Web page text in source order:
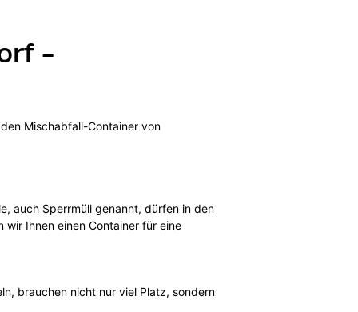
-
Mischabfall-Container von
auch Sperrmüll genannt, dürfen in den
Ihnen einen Container für eine
brauchen nicht nur viel Platz, sondern